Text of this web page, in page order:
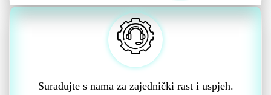
Surađujte s nama za zajednički rast i uspjeh.